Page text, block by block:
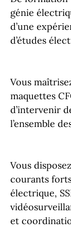
génie
d’une
d’études
Vous
maquettes
d’intervenir
l’ensemble
Vous
courants
électrique,
et